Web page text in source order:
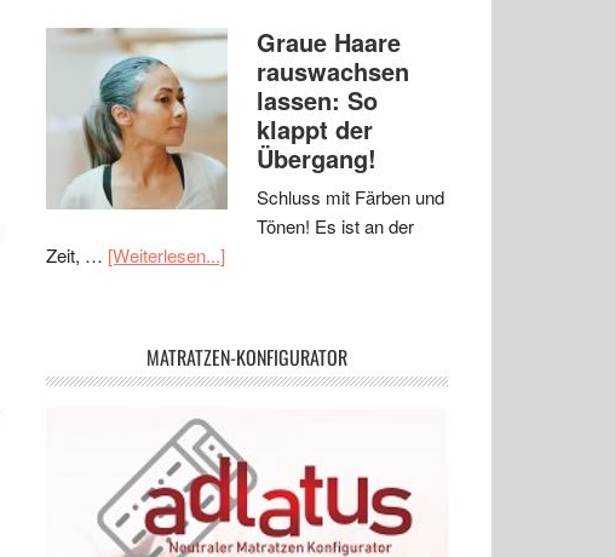
Graue Haare
rauswachsen
lassen: So
klappt der
Übergang!
Schluss mit Färben und
Tönen! Es ist an der
Zeit, … [Weiterlesen...]
MATRATZEN-KONFIGURATOR